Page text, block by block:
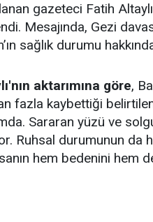
gazeteci Fatih
Mesajında, Gezi
sağlık durumu
aktarımına göre,
fazla kaybettiği
Sararan yüzü ve
Ruhsal durumunun da
hem bedenini hem